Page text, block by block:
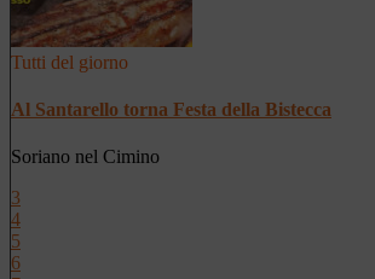
Tutti del giorno
Al Santarello torna Festa della Bistecca
Soriano nel Cimino
3
4
5
6